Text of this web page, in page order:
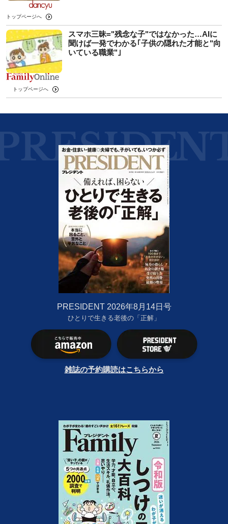
トップページへ
スマホ三昧="残念な子"ではなかった…AIに
聞けば一発でわかる｢子供の隠れた才能と"向
いている職業"｣
トップページへ
PRESIDENT 2026年8月14日号
ひとりで生きる老後の「正解」
雑誌の予約購読はこちらから